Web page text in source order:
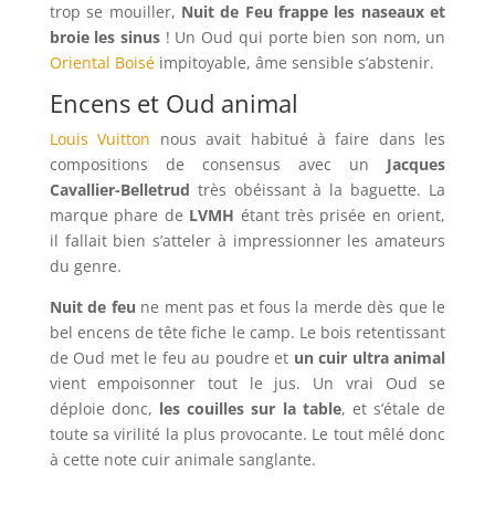
trop se mouiller, Nuit de Feu frappe les naseaux et
broie les sinus ! Un Oud qui porte bien son nom, un
Oriental Boiséimpitoyable, âme sensible s’abstenir.
Encens et Oud animal
Louis Vuitton nous avait habitué à faire dans les
compositions de consensus avec un Jacques
Cavallier-Belletrud très obéissant à la baguette. La
marque phare de LVMH étant très prisée en orient,
il fallait bien s’atteler à impressionner les amateurs
du genre.
Nuit de feu ne ment pas et fous la merde dès que le
bel encens de tête fiche le camp. Le bois retentissant
de Oud met le feu au poudre et un cuir ultra animal
vient empoisonner tout le jus. Un vrai Oud se
déploie donc, les couilles sur la table, et s’étale de
toute sa virilité la plus provocante. Le tout mêlé donc
à cette note cuir animale sanglante.